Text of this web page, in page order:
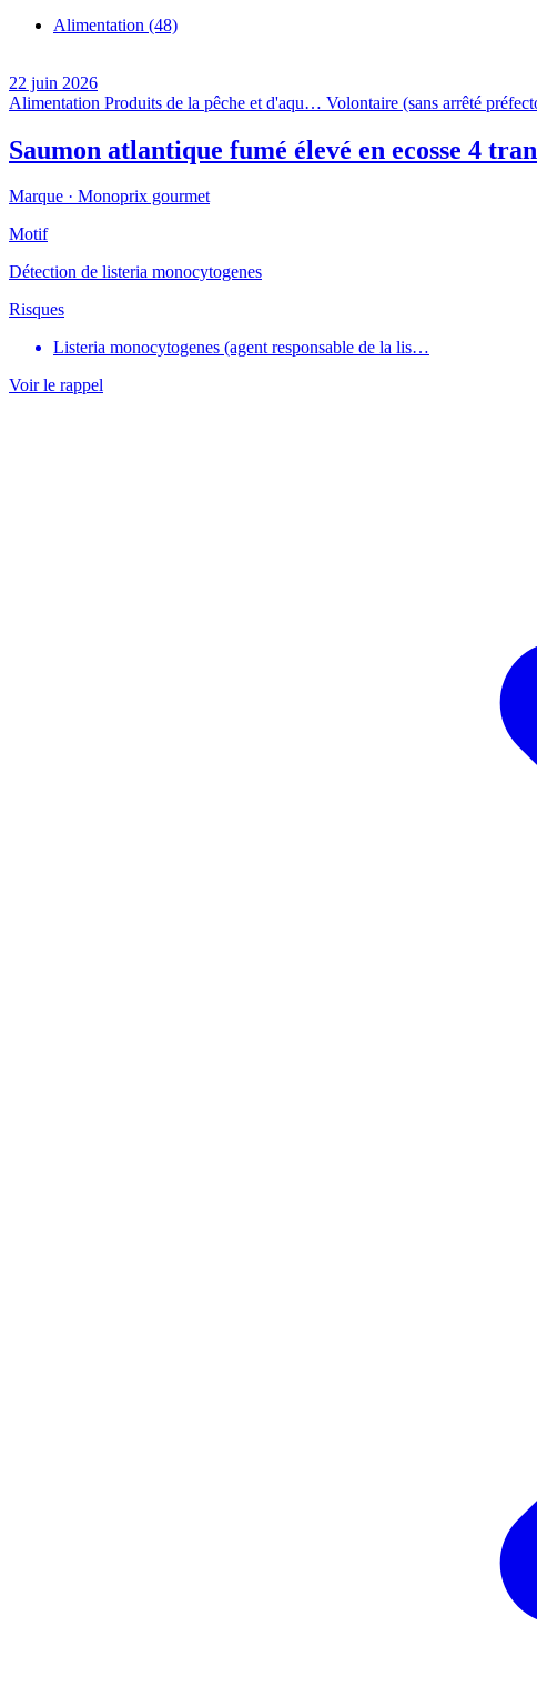
Alimentation (48)
22 juin 2026
Alimentation Produits de la pêche et d'aqu… Volontaire (sans arrêté
Saumon atlantique fumé élevé en ecosse 4
Marque · Monoprix gourmet
Motif
Détection de listeria monocytogenes
Risques
Listeria monocytogenes (agent responsable de la lis…
Voir le rappel